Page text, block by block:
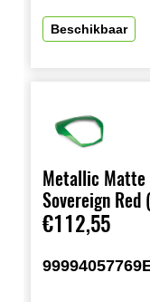
Beschikbaar
Metallic Matte
Sovereign Red
€112,55